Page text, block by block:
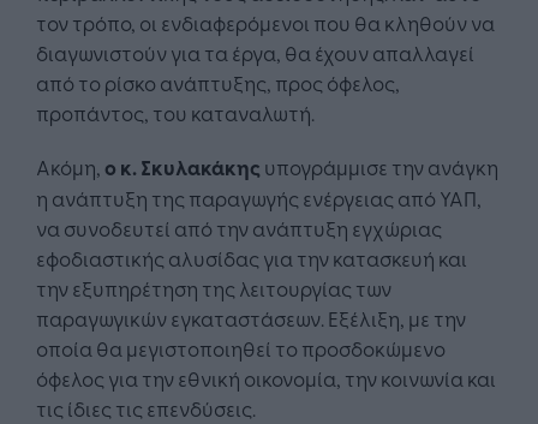
τον τρόπο, οι ενδιαφερόμενοι που θα κληθούν να
διαγωνιστούν για τα έργα, θα έχουν απαλλαγεί
από το ρίσκο ανάπτυξης, προς όφελος,
προπάντος, του καταναλωτή.
Ακόμη, ο κ. Σκυλακάκης υπογράμμισε την ανάγκη
η ανάπτυξη της παραγωγής ενέργειας από ΥΑΠ,
να συνοδευτεί από την ανάπτυξη εγχώριας
εφοδιαστικής αλυσίδας για την κατασκευή και
την εξυπηρέτηση της λειτουργίας των
παραγωγικών εγκαταστάσεων. Εξέλιξη, με την
οποία θα μεγιστοποιηθεί το προσδοκώμενο
όφελος για την εθνική οικονομία, την κοινωνία και
τις ίδιες τις επενδύσεις.